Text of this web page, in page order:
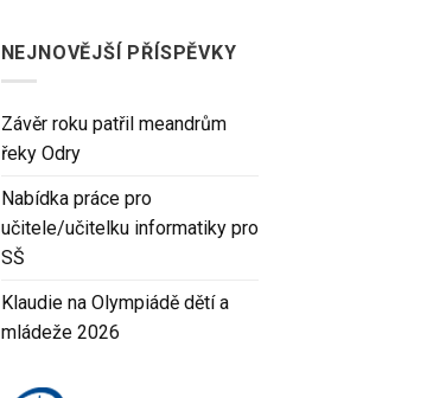
NEJNOVĚJŠÍ PŘÍSPĚVKY
Závěr roku patřil meandrům
řeky Odry
Nabídka práce pro
učitele/učitelku informatiky pro
SŠ
Klaudie na Olympiádě dětí a
mládeže 2026